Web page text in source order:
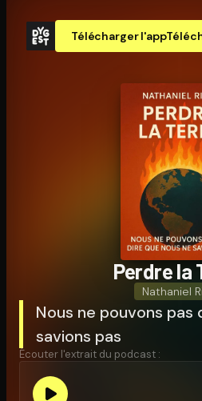
Télécharger l'app
Perdre la
Nathaniel
Nous ne pouvons pas
savions pas
Écouter l'extrait du podcast :